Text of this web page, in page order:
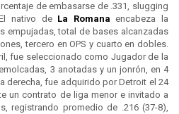
de embasarse de .331, slugging
nativo de La Romana encabeza la
empujadas, total de bases alcanzadas
tercero en OPS y cuarto en dobles.
fue seleccionado como Jugador de la
3 anotadas y un jonrón, en 4
derecha, fue adquirido por Detroit el 24
un contrato de liga menor e invitado a
registrando promedio de .216 (37-8),